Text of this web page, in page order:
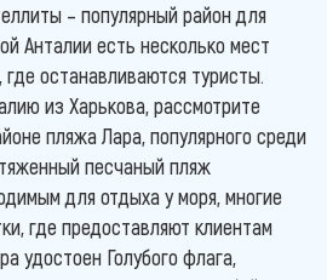
– популярный район для
Анталии есть несколько мест
останавливаются туристы.
из Харькова, рассмотрите
пляжа Лара, популярного среди
песчаный пляж
для отдыха у моря, многие
где предоставляют клиентам
удостоен Голубого флага,